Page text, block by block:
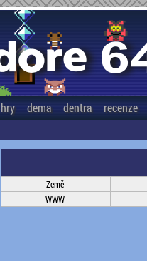
hry dema dentra recenze
Země
WWW